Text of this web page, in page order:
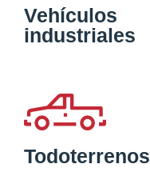
Vehículos
industriales
Todoterrenos